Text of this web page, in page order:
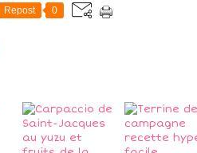
Repost 0